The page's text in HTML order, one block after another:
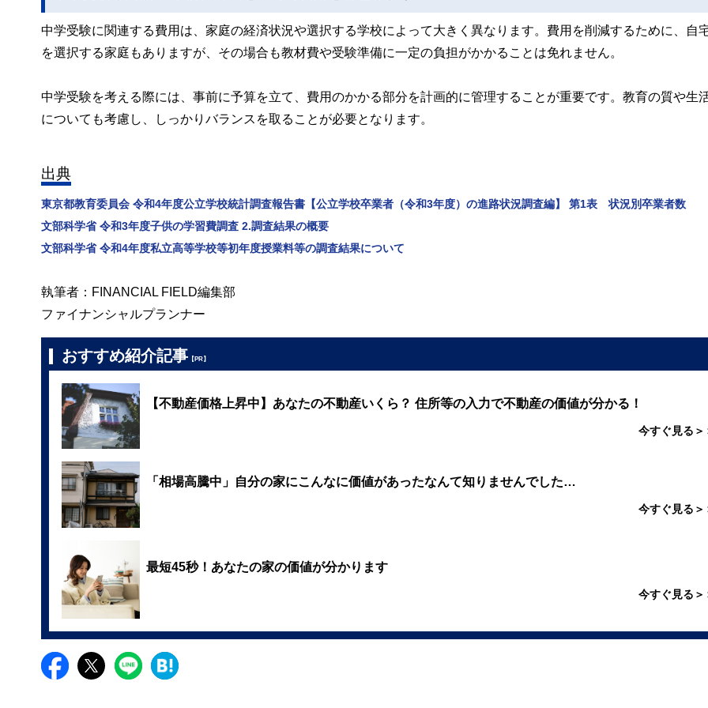
中学受験に関連する費用は、家庭の経済状況や選択する学校によって大きく異なります。費用を削減するために、自
を選択する家庭もありますが、その場合も教材費や受験準備に一定の負担がかかることは免れません。
中学受験を考える際には、事前に予算を立て、費用のかかる部分を計画的に管理することが重要です。教育の質や生
についても考慮し、しっかりバランスを取ることが必要となります。
出典
東京都教育委員会 令和4年度公立学校統計調査報告書【公立学校卒業者（令和3年度）の進路状況調査編】 第1表 状況別卒業者数
文部科学省 令和3年度子供の学習費調査 2.調査結果の概要
文部科学省 令和4年度私立高等学校等初年度授業料等の調査結果について
執筆者：FINANCIAL FIELD編集部
ファイナンシャルプランナー
おすすめ紹介記事 【PR】
【不動産価格上昇中】あなたの不動産いくら？ 住所等の入力で不動産の価値が分かる！
今すぐ見る＞
「相場高騰中」自分の家にこんなに価値があったなんて知りませんでした…
今すぐ見る＞
最短45秒！あなたの家の価値が分かります
今すぐ見る＞